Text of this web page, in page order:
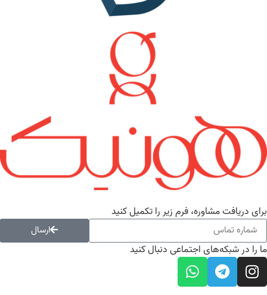
برای دریافت مشاوره، فرم زیر را تکمیل کنید
ارسال
ما را در شبکه‌های اجتماعی دنبال کنید